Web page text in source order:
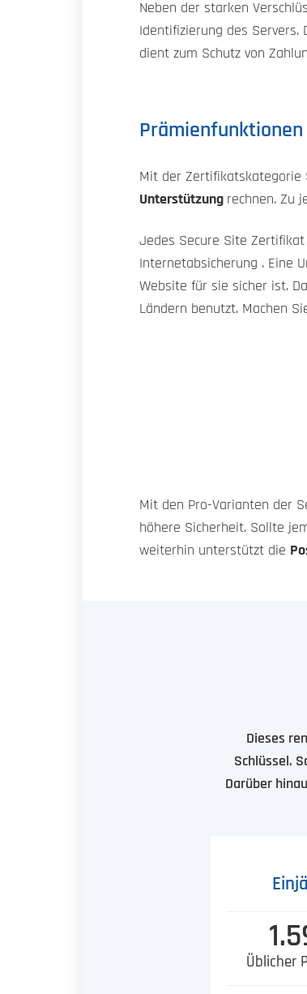
Neben der starken
Identifizierung des
dient zum Schutz von
Mit der Zertifikatskategorie
Unterstützung rechnen. Zu
Jedes Secure Site
Internetabsicherung . Eine
Website für sie sicher ist.
Ländern benutzt. Machen
Mit den Pro-Varianten der
höhere Sicherheit. Sollte
weiterhin unterstützt die
Dieses
Schlüssel.
Darüber
Üblicher